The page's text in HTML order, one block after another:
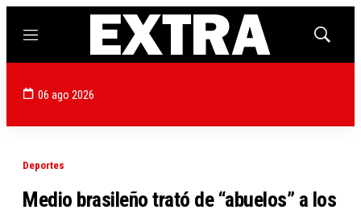
Menú
Mostrar
06 ago 2026
Deportes
Medio brasileño trató de “abuelos” a los